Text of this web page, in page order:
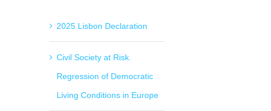
2025 Lisbon Declaration
Civil Society at Risk.
Regression of Democratic
Living Conditions in Europe